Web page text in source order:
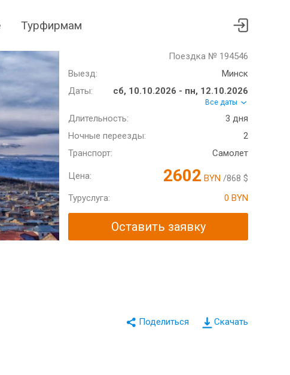
Турфирмам
Поездка № 194546
Выезд:
Минск
Даты:
сб, 10.10.2026 - пн, 12.10.2026
Все даты
Длительность:
3 дня
Ночные переезды:
2
Транспорт:
Самолет
Цена: 2602 BYN /868 $
Туруслуга:
0 BYN
Оставить заявку
Скачать